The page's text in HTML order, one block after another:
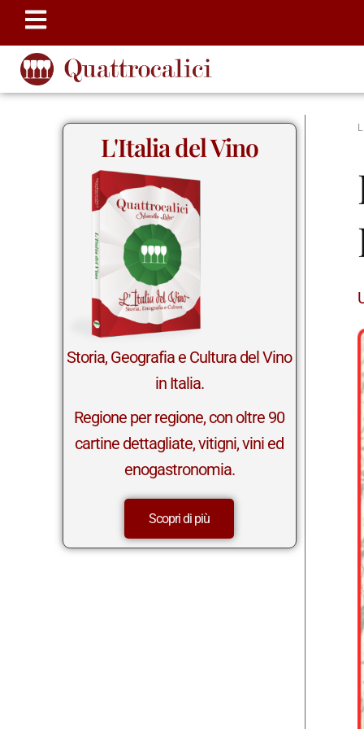
L'Italia del Vino
Storia, Geografia e Cultura del Vino
in Italia.
Regione per regione, con oltre 90
cartine dettagliate, vitigni, vini ed
enogastronomia.
Scopri di più